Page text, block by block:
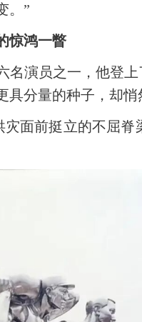
。”
惊鸿一瞥
演员之一，他登上
分量的种子，却悄
面前挺立的不屈